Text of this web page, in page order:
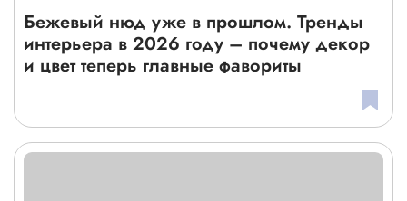
Бежевый нюд уже в прошлом. Тренды
интерьера в 2026 году – почему декор
и цвет теперь главные фавориты